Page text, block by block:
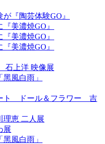
『陶芸体験GO』
美濃焼GO』
美濃焼GO』
美濃焼GO』
上洋 映像展
風白雨」
ト ドール＆フラワー 吉
理恵 二人展
展
風白雨」